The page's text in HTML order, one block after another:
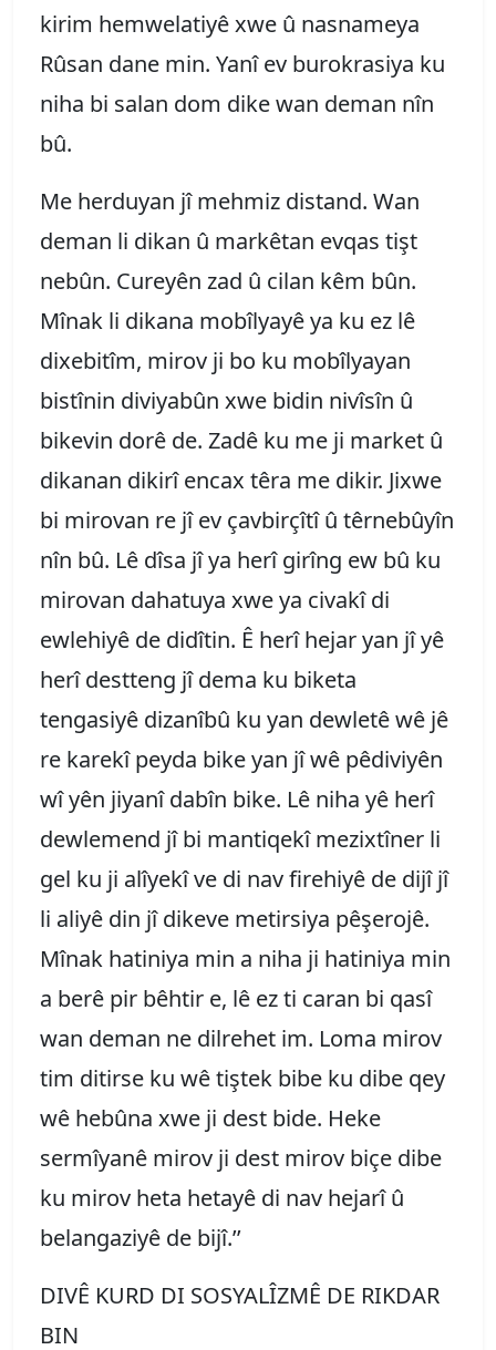
kirim hemwelatiyê xwe û nasnameya
Rûsan dane min. Yanî ev burokrasiya ku
niha bi salan dom dike wan deman nîn
bû.
Me herduyan jî mehmiz distand. Wan
deman li dikan û markêtan evqas tişt
nebûn. Cureyên zad û cilan kêm bûn.
Mînak li dikana mobîlyayê ya ku ez lê
dixebitîm, mirov ji bo ku mobîlyayan
bistînin diviyabûn xwe bidin nivîsîn û
bikevin dorê de. Zadê ku me ji market û
dikanan dikirî encax têra me dikir. Jixwe
bi mirovan re jî ev çavbirçîtî û têrnebûyîn
nîn bû. Lê dîsa jî ya herî girîng ew bû ku
mirovan dahatuya xwe ya civakî di
ewlehiyê de didîtin. Ê herî hejar yan jî yê
herî destteng jî dema ku biketa
tengasiyê dizanîbû ku yan dewletê wê jê
re karekî peyda bike yan jî wê pêdiviyên
wî yên jiyanî dabîn bike. Lê niha yê herî
dewlemend jî bi mantiqekî mezixtîner li
gel ku ji alîyekî ve di nav firehiyê de dijî jî
li aliyê din jî dikeve metirsiya pêşerojê.
Mînak hatiniya min a niha ji hatiniya min
a berê pir bêhtir e, lê ez ti caran bi qasî
wan deman ne dilrehet im. Loma mirov
tim ditirse ku wê tiştek bibe ku dibe qey
wê hebûna xwe ji dest bide. Heke
sermîyanê mirov ji dest mirov biçe dibe
ku mirov heta hetayê di nav hejarî û
belangaziyê de bijî.’’
DIVÊ KURD DI SOSYALÎZMÊ DE RIKDAR
BIN